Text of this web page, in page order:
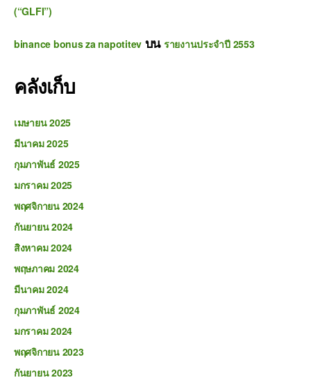
(“GLFI”)
binance bonus za napotitevบน รายงานประจำปี 2553
คลังเก็บ
เมษายน 2025
มีนาคม 2025
กุมภาพันธ์ 2025
มกราคม 2025
พฤศจิกายน 2024
กันยายน 2024
สิงหาคม 2024
พฤษภาคม 2024
มีนาคม 2024
กุมภาพันธ์ 2024
มกราคม 2024
พฤศจิกายน 2023
กันยายน 2023